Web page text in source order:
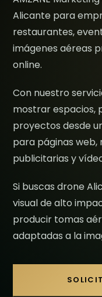
Alicante para
restaurantes,
imágenes aéreas
online.
Con nuestro
mostrar espacios,
proyectos desde
para páginas web,
publicitarias y
Si buscas drone
visual de alto
producir tomas
adaptadas a la